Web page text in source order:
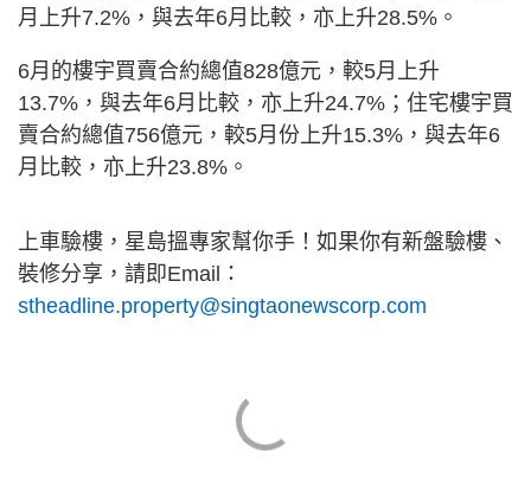
月上升7.2%，與去年6月比較，亦上升28.5%。
6月的樓宇買賣合約總值828億元，較5月上升
13.7%，與去年6月比較，亦上升24.7%；住宅樓宇買
賣合約總值756億元，較5月份上升15.3%，與去年6
月比較，亦上升23.8%。
上車驗樓，星島搵專家幫你手！如果你有新盤驗樓、
裝修分享，請即Email：
stheadline.property@singtaonewscorp.com